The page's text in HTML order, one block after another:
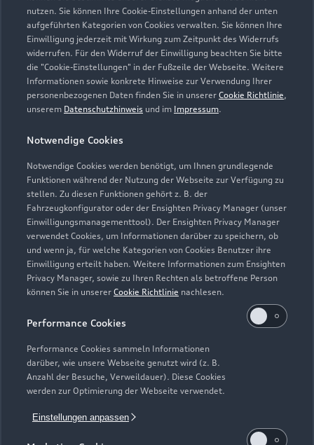
nutzen. Sie können Ihre Cookie-Einstellungen anhand der unten
aufgeführten Kategorien von Cookies verwalten. Sie können Ihre
Einwilligung jederzeit mit Wirkung zum Zeitpunkt des Widerrufs
widerrufen. Für den Widerruf der Einwilligung beachten Sie bitte
die "Cookie-Einstellungen" in der Fußzeile der Webseite. Weitere
Informationen sowie konkrete Hinweise zur Verwendung Ihrer
personenbezogenen Daten finden Sie in unserer Cookie Richtlinie,
unserem Datenschutzhinweis und im Impressum.
Notwendige Cookies
Notwendige Cookies werden benötigt, um Ihnen grundlegende
Funktionen während der Nutzung der Webseite zur Verfügung zu
stellen. Zu diesen Funktionen gehört z. B. der
Fahrzeugkonfigurator oder der Ensighten Privacy Manager (unser
Einwilligungsmanagementtool). Der Ensighten Privacy Manager
verwendet Cookies, um Informationen darüber zu speichern, ob
und wenn ja, für welche Kategorien von Cookies Benutzer ihre
Einwilligung erteilt haben. Weitere Informationen zum Ensighten
Privacy Manager, sowie zu Ihren Rechten als betroffene Person
können Sie in unserer Cookie Richtlinie nachlesen.
Performance Cookies
Performance Cookies sammeln Informationen
darüber, wie unsere Webseite genutzt wird (z. B.
Anzahl der Besuche, Verweildauer). Diese Cookies
werden zur Optimierung der Webseite verwendet.
Einstellungen anpassen
Öffnungszeiten
Service
Geschlossen,öffnet amMontag 07:30
Geschlossen,öffnet am
Zurück nach oben
Modelle
Elektromodelle
Plug-in-Hybride
Neuwagensuche
Gebrauchtwagensuche
Service & Zubehör
Saisonale Angebote
Audi Services
Support
Über Audi